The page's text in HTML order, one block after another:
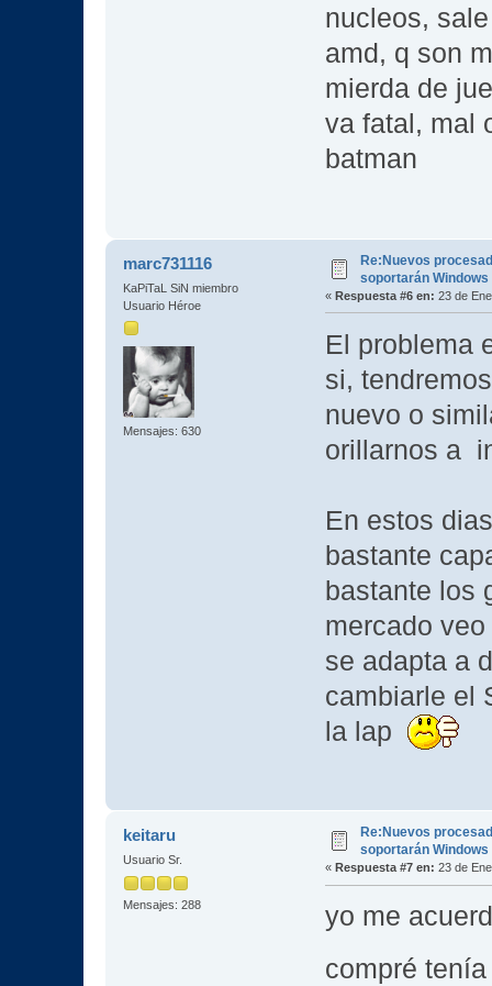
nucleos,
amd, q son
mierda de
va fatal, mal
batman
marc731116
KaPiTaL SiN miembro
Usuario Héroe
Mensajes: 630
Re:Nuevos
soportarán Windows
« Respuesta #6 en: 23 de
El problema
si,
nuevo o
orillarnos a
En estos
bastante
bastante los
mercado
se adapta a
cambiarle el
la lap
keitaru
Usuario Sr.
Mensajes: 288
Re:Nuevos
soportarán Windows
« Respuesta #7 en: 23 de
yo me
compré